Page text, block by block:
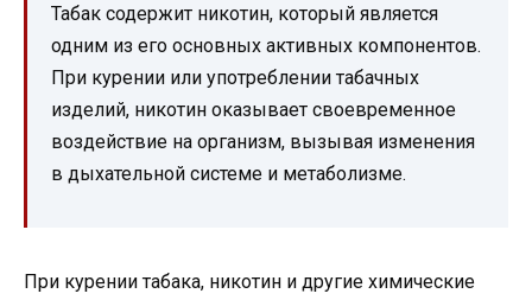
Табак содержит никотин, который является
одним из его основных активных компонентов.
При курении или употреблении табачных
изделий, никотин оказывает своевременное
воздействие на организм, вызывая изменения
в дыхательной системе и метаболизме.
При курении табака, никотин и другие химические